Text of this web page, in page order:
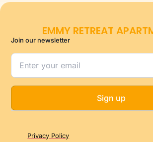
EMMY RETREAT
Join our newsletter
Sign up
Privacy Policy